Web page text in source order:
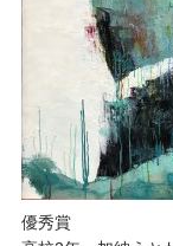
優秀賞